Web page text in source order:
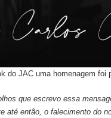
do JAC uma homenagem foi
que escrevo essa
até então, o falecimento do